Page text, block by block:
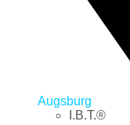
Augsburg
I.B.T.®